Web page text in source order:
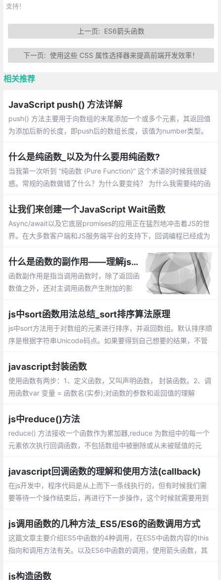
支持！
上一页: ES6箭头函数
下一页: 使用这些 CSS 属性选择器来提高前端开发效率！
相关推荐
JavaScript push() 方法详解
push() 方法主要用于向数组的末尾添加一个或多个元素，其返回值
为添加后新的长度，即push后的数组长度，该值为number类型。
上、在对象使用push
什么是纯函数_以及为什么要用纯函数?
当我第一次听到 “纯函数 (Pure Function)” 这个术语的时候我很疑
惑。常规的函数做错了什么？为什么要变纯？ 为什么我需要纯的函
让我们来创建一个JavaScript Wait函数
Async/await以及它底层promises的应用正在猛烈地冲击着JS的世
界。在大多数客户端和JS服务端平台的支持下，回调编程已经成为
什么是函数的副作用——理解js编程中函数的副作用
函数副作用是指当调用函数时，除了返回函
数值之外，还对主调用函数产生附加的影
值，而且还做了其他的事情
js中sort函数用法总结_sort排序算法原理
js中sort方法用于对数组的元素进行排序，并返回数组。默认排序顺
序是根据字符串Unicode码点。如果要得到自己想要的结果，不管
小，然后返回一个用于说明这两个值的相对顺序的数字
javascript封装函数
使用函数有两步：1、定义函数，又叫声明函数， 封装函数。2、调
用函数var 变量 = 函数名(实参);对函数的参数和返回值的理解
js中reduce()方法
reduce() 方法接收一个函数作为累加器,reduce 为数组中的每一个
元素依次执行回调函数，不包括数组中被删除或从未被赋值的元
值，当前索引，原数组。
javascript回调函数的理解和使用方法(callback)
在js开发中，程序代码是从上而下一条线执行的，但有时候我们需
要等待一个操作结束后，再进行下一步操作，这个时候就需要用到
()构造函数创建的Function对象。
js调用函数的几种方法_ES5/ES6的函数调用方式
这篇文章主要介绍ES5中函数的4种调用，在ES5中函数内容的this
指向和调用方法有关。以及ES6中函数的调用，使用箭头函数，其
js构造函数